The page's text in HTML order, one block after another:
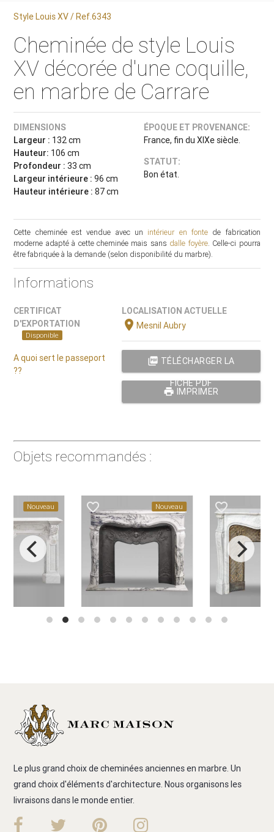
Style Louis XV / Ref.6343
Cheminée de style Louis
XV décorée d'une coquille,
en marbre de Carrare
DIMENSIONS
Largeur : 132 cm
Hauteur: 106 cm
Profondeur : 33 cm
Largeur intérieure :96 cm
Hauteur intérieure :87 cm
ÉPOQUE ET PROVENANCE:
France, fin du XIXe siècle.
STATUT:
Bon état.
Cette cheminée est vendue avec un intérieur en fontede fabrication
moderne adapté à cette cheminée mais sans dalle foyère. Celle-ci pourra
être fabriquée à la demande (selon disponibilité du marbre).
Informations
CERTIFICAT
D'EXPORTATION
Disponible
A quoi sert le passeport
??
LOCALISATION ACTUELLE
location_onMesnil Aubry
picture_as_pdf TÉLÉCHARGER LA
FICHE PDF
print IMPRIMER
Objets recommandés :
favorite_border favorite_border
Le plus grand choix de cheminées anciennes en marbre. Un
grand choix d'éléments d'architecture. Nous organisons les
livraisons dans le monde entier.